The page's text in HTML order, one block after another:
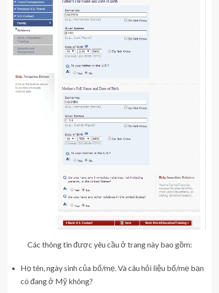
Các thông tin được yêu cầu ở trang này bao gồm:
Họ tên, ngày sinh của bố/mẹ. Và câu hỏi liệu bố/mẹ bạn
có đang ở Mỹ không?